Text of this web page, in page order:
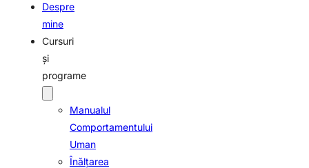
Despre
mine
Cursuri
și
programe
Manualul
Comportamentului
Uman
Înălțarea